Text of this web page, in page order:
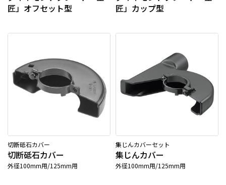
匠」オフセット型
匠」カップ型
切断砥石カバー
切断砥石カバー
外径100mm用/125mm用
集じんカバーセット
集じんカバー
外径100mm用/125mm用